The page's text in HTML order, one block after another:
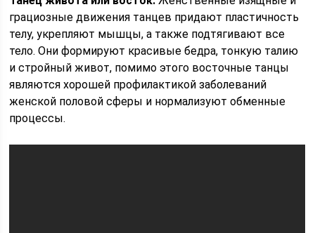
грациозные движения танцев придают пластичность
телу, укрепляют мышцы, а также подтягивают все
тело. Они формируют красивые бедра, тонкую талию
и стройный живот, помимо этого восточные танцы
являются хорошей профилактикой заболеваний
женской половой сферы и нормализуют обменные
процессы.